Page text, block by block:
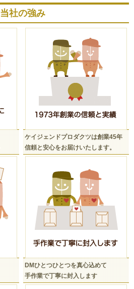
当社の強み
ケイジェンドプロダクツは創業45年
信頼と安心をお届けいたします。
DMひとつひとつを真心込めて
手作業で丁寧に封入します